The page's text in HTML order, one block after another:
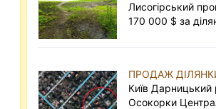
Лисогірський
170 000 $ за
ПРОДАЖ
Київ Дарницький
Осокорки